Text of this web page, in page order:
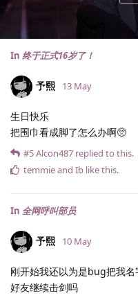
In 终于正式16岁了！
予熙 13 May
生日快乐
把围巾看成脚了怎么办啊🥺
#5Alcon487 replied to this.
temmieand Ib like this.
In 全网呼叫部员
予熙 10 May
刚开始我还以为是bug把我
好友继续击剑吗